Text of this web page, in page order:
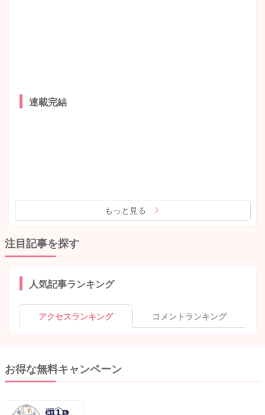
連載完結
もっと見る
注目記事を探す
人気記事ランキング
アクセスランキング コメントランキング
お得な無料キャンペーン